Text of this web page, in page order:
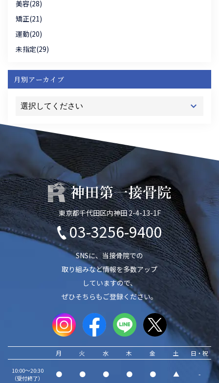
美容(28)
矯正(21)
運動(20)
未指定(29)
月別アーカイブ
東京都千代田区内神田 2-4-13-1F
03-3256-9400
SNSに、当接骨院での
取り組みなど情報を多数アップ
していますので、
ぜひそちらもご登録ください。
月 火 水 木 金 土 日・祝
10:00～20:30
（受付終了）
● ● ● ● ● ▲ -